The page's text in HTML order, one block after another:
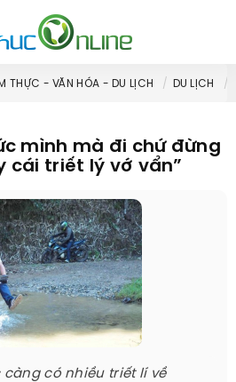
THỰC - VĂN HÓA - DU LỊCH DU LỊCH
mình mà đi chứ đừng
cái triết lý vớ vẩn”
có nhiều triết lí về